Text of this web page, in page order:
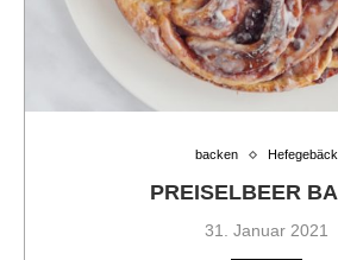
backen Hefegebäck
PREISELBEER
31. Januar 2021